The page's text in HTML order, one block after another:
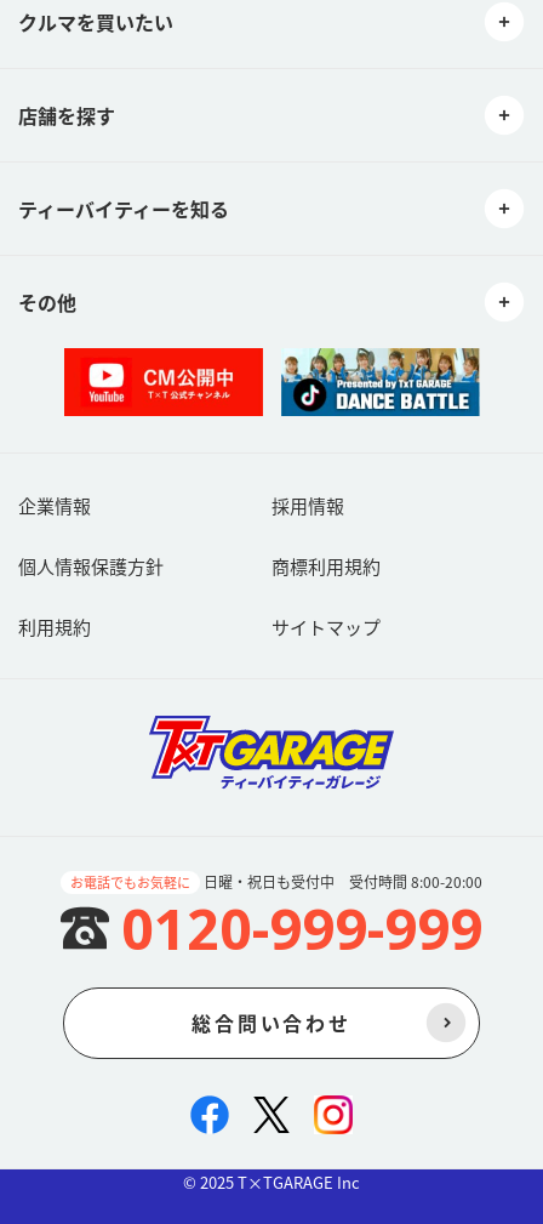
お電話でもお気軽に 日曜・祝日も受付中 受付時間 8:00-20:00
0120-999-999
総合問い合わせ
クルマを買いたい
店舗を探す
ティーバイティーを知る
その他
企業情報 採用情報
個人情報保護方針 商標利用規約
利用規約 サイトマップ
© 2025 T×TGARAGE Inc